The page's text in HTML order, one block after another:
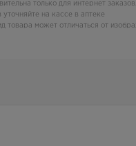
только для интернет
уточняйте на кассе в аптеке
товара может отличаться от